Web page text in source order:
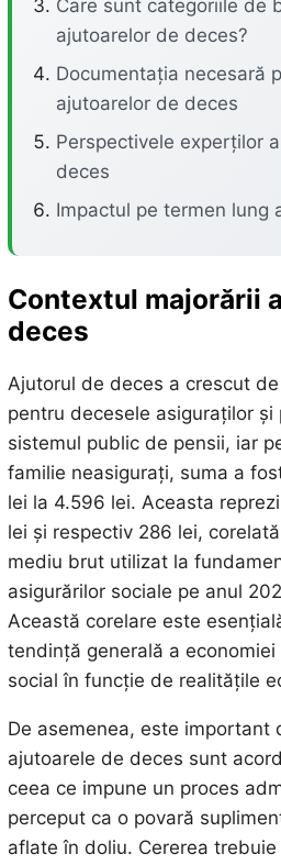
Care sunt categoriile de
ajutoarelor de deces?
Documentația necesară
ajutoarelor de deces
Perspectivele experților
deces
Impactul pe termen lung
Contextul majorării
deces
Ajutorul de deces a crescut
pentru decesele asiguraților și
sistemul public de pensii, iar
familie neasigurați, suma a
lei la 4.596 lei. Aceasta
lei și respectiv 286 lei,
mediu brut utilizat la
asigurărilor sociale pe anul
Această corelare este
tendință generală a
social în funcție de realitățile
De asemenea, este important
ajutoarele de deces sunt
ceea ce impune un proces
perceput ca o povară
aflate în doliu. Cererea